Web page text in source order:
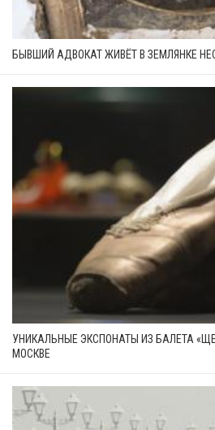
БЫВШИЙ АДВОКАТ ЖИВЁТ В ЗЕМЛЯНКЕ
УНИКАЛЬНЫЕ ЭКСПОНАТЫ ИЗ БАЛЕТА
МОСКВЕ